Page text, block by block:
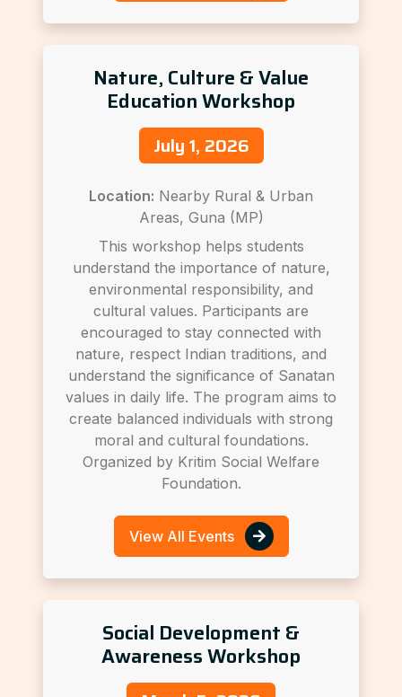
Nature, Culture & Value
Education Workshop
July 1, 2026
Location: Nearby Rural & Urban
Areas, Guna (MP)
This workshop helps students
understand the importance of nature,
environmental responsibility, and
cultural values. Participants are
encouraged to stay connected with
nature, respect Indian traditions, and
understand the significance of Sanatan
values in daily life. The program aims to
create balanced individuals with strong
moral and cultural foundations.
Organized by Kritim Social Welfare
Foundation.
View All Events
Social Development &
Awareness Workshop